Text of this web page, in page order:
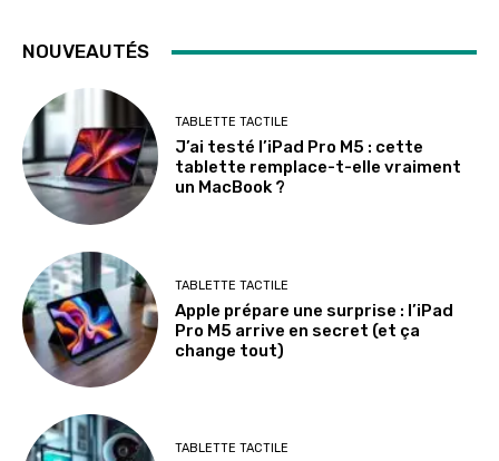
NOUVEAUTÉS
TABLETTE TACTILE
J’ai testé l’iPad Pro M5 : cette
tablette remplace-t-elle vraiment
un MacBook ?
TABLETTE TACTILE
Apple prépare une surprise : l’iPad
Pro M5 arrive en secret (et ça
change tout)
TABLETTE TACTILE